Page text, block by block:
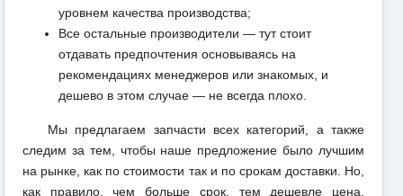
уровнем качества производства;
Все остальные производители — тут стоит
отдавать предпочтения основываясь на
рекомендациях менеджеров или знакомых, и
дешево в этом случае — не всегда плохо.
Мы предлагаем запчасти всех категорий, а также
следим за тем, чтобы наше предложение было лучшим
на рынке, как по стоимости так и по срокам доставки. Но,
как правило, чем больше срок, тем дешевле цена,